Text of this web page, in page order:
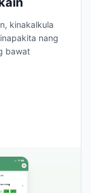
kinakalkula
nang
bawat